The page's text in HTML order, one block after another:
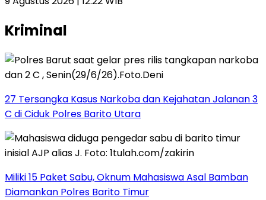
Kriminal
27 Tersangka Kasus Narkoba dan Kejahatan Jalanan 3
C di Ciduk Polres Barito Utara
Miliki 15 Paket Sabu, Oknum Mahasiswa Asal Bamban
Diamankan Polres Barito Timur